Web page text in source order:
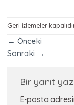
Geri izlemeler
← Önceki
Sonraki →
Bir yanıt
E-posta